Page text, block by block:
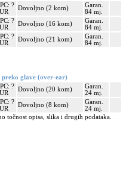
? Dovoljno (2 kom)
Garan.
84 mj.
? Dovoljno (16 kom)
Garan.
84 mj.
? Dovoljno (21 kom)
Garan.
84 mj.
glave (over-ear)
? Dovoljno (20 kom)
Garan.
24 mj.
? Dovoljno (8 kom)
Garan.
24 mj.
točnost opisa, slika i drugih podataka.